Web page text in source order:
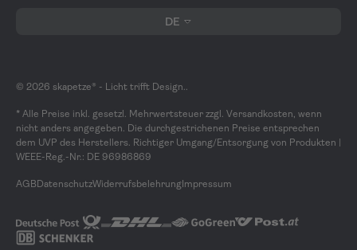
DE
© 2026 skapetze® - Licht trifft Design..
* Alle Preise inkl. gesetzl. Mehrwertsteuer zzgl. Versandkosten, wenn
nicht anders angegeben. Die durchgestrichenen Preise entsprechen
dem UVP des Herstellers. Richtiger Umgang/Entsorgung von Produkten |
WEEE-Reg.-Nr.: DE 96986869
AGB DatenschutzWiderrufsbelehrung Impressum